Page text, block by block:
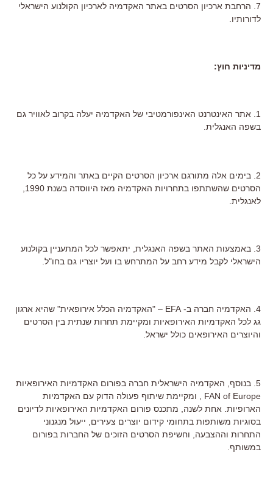
7. הרחבת ארכיון הסרטים באתר האקדמיה לארכיון הקולנוע הישראלי
לדורותיו.
מדיניות חוץ:
1. אתר האינטרנט האינפורמטיבי של האקדמיה יעלה בקרוב לאוויר גם
בשפה האנגלית.
2. בימים אלה מתורגם ארכיון הסרטים הקיים באתר והמידע על כל
לאנגלית.
3. באמצעות האתר בשפה האנגלית, יתאפשר לכל המתעניין בקולנוע
הישראלי לקבל מידע רחב על המתרחש בו ועל יוצריו גם בחו"ל.
4. האקדמיה חברה ב- EFA – "האקדמיה הכלל אירופאית" שהיא ארגון
גג לכל האקדמיות האירופאיות ומקיימת תחרות שנתית בין הסרטים
והיוצרים האירופאים כולל ישראל.
5. בנוסף, האקדמיה הישראלית חברה בפורום האקדמיות האירופאיות
FAN of Europe , ומקיימת שיתוף פעולה הדוק עם האקדמיות
הארופיות. אחת לשנה, מתכנס פורום האקדמיות האירופאיות לדיונים
בסוגיות משותפות בתחומי קידום יוצרים צעירים, ייעול מנגנוני
התחרות וההצבעה, וחשיפת הסרטים הזוכים של החברות בפורום
במשותף.